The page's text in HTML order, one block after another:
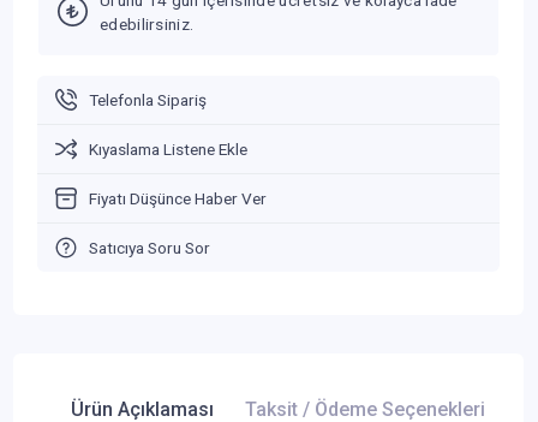
edebilirsiniz.
Telefonla Sipariş
Kıyaslama Listene Ekle
Fiyatı Düşünce Haber Ver
Satıcıya Soru Sor
Ürün Açıklaması Taksit / Ödeme Seçenekleri